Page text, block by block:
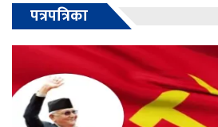
पत्रपत्रिका